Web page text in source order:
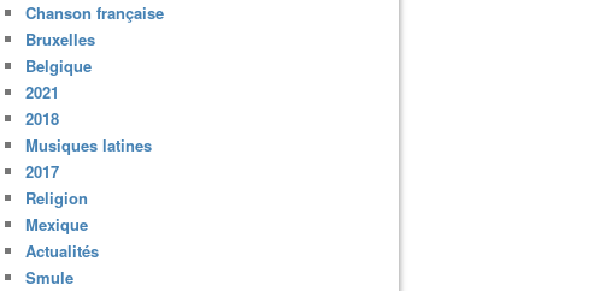
Chanson française
Bruxelles
Belgique
2021
2018
Musiques latines
2017
Religion
Mexique
Actualités
Smule